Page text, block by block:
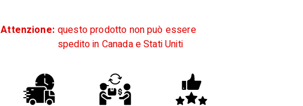
Attenzione: questo prodotto non può essere
spedito in Canada e Stati Uniti